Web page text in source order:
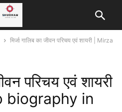
मिर्जा गालिब का जीवन परिचय एवं शायरी | Mirza
परिचय एवं शायरी
biography in